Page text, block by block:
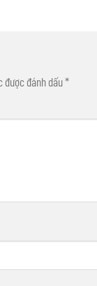
được đánh dấu*